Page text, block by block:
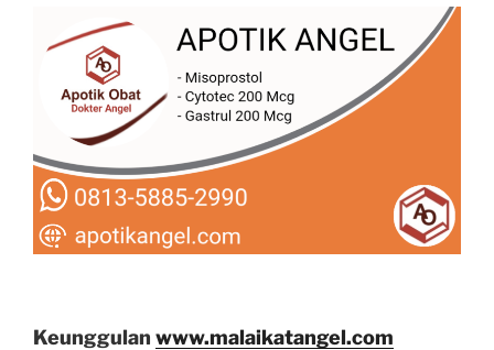
Keunggulan www.malaikatangel.com